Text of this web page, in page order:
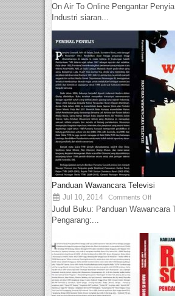
On Air To Online Pengantar
Industri siaran...
Panduan Wawancara Televisi
Jul 10, 2014 Comments Off
Judul Buku: Panduan Wawancara
Pengarang:...